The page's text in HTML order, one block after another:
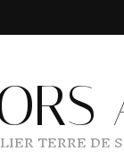
TERRE DE